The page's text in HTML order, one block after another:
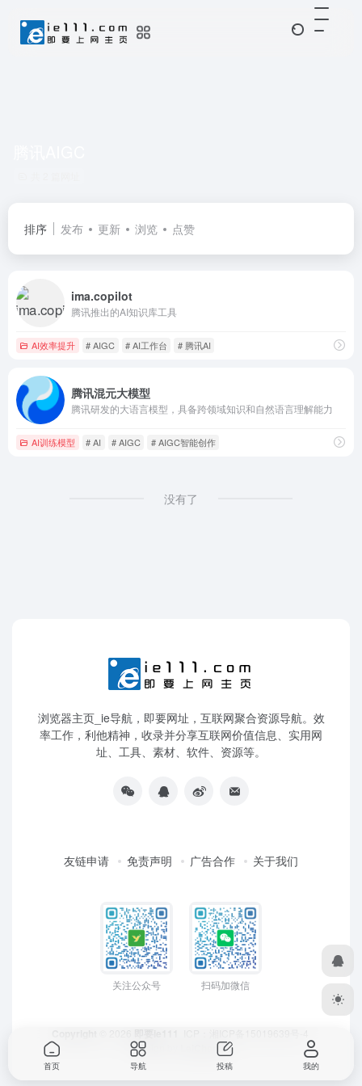
排序 发布 更新 浏览 点赞
ima.copilot
腾讯推出的AI知识库工具
AI效率提升 # AIGC # AI工作台 # 腾讯AI
腾讯混元大模型
腾讯研发的大语言模型，具备跨领域知识和自然语言理解能力
AI训练模型 # AI # AIGC # AIGC智能创作
没有了
浏览器主页_ie导航，即要网址，互联网聚合资源导航。效
率工作，利他精神，收录并分享互联网价值信息、实用网
址、工具、素材、软件、资源等。
友链申请 免责声明 广告合作 关于我们
关注公众号 扫码加微信
Design by
LeiCheng
首页 导航 投稿 我的